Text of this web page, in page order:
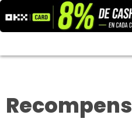
al
contenido